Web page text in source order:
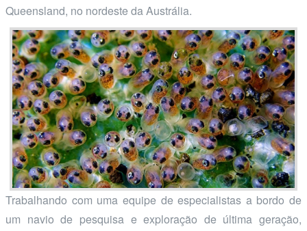
Queensland, no nordeste da Austrália.
Trabalhando com uma equipe de especialistas a bordo de
um navio de pesquisa e exploração de última geração,